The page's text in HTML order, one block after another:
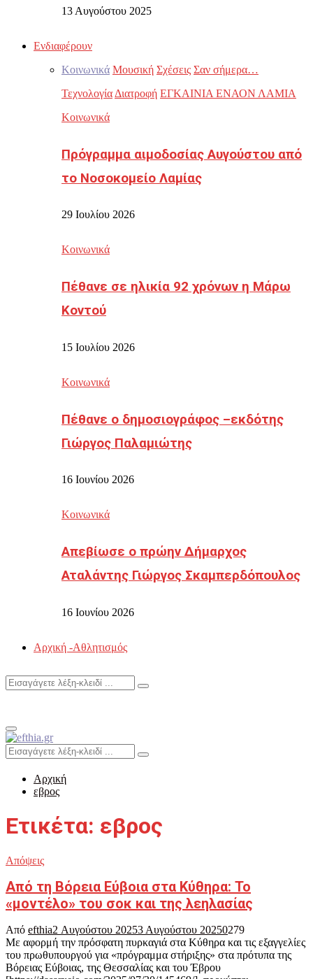
13 Αυγούστου 2025
Ενδιαφέρουν
Κοινωνικά Μουσική Σχέσεις Σαν σήμερα…
Τεχνολογία Διατροφή ΕΓΚΑΙΝΙΑ ΕΝΑΟΝ ΛΑΜΙΑ
Κοινωνικά
Πρόγραμμα αιμοδοσίας Αυγούστου από
το Νοσοκομείο Λαμίας
29 Ιουλίου 2026
Κοινωνικά
Πέθανε σε ηλικία 92 χρόνων η Μάρω
Κοντού
15 Ιουλίου 2026
Κοινωνικά
Πέθανε ο δημοσιογράφος –εκδότης
Γιώργος Παλαμιώτης
16 Ιουνίου 2026
Κοινωνικά
Απεβίωσε ο πρώην Δήμαρχος
Αταλάντης Γιώργος Σκαμπερδόπουλος
16 Ιουνίου 2026
Αρχική -Αθλητισμός
Search
Search
Primary
Menu
Search
for:
Search
Αρχική
εβρος
Ετικέτα: εβρος
Απόψεις
Από τη Βόρεια Εύβοια στα Κύθηρα: Το
«μοντέλο» του σοκ και της λεηλασίας
Από efthia2 Αυγούστου 20253 Αυγούστου 20250279
Με αφορμή την πρόσφατη πυρκαγιά στα Κύθηρα και τις εξαγγελίες
του πρωθυπουργού για «πρόγραμμα στήριξης» στα πρότυπα της
Βόρειας Εύβοιας, της Θεσσαλίας και του Έβρου